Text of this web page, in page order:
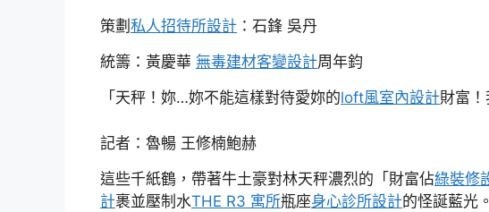
策劃 私人招待所設計 ：石鋒 吳丹
統籌：黃慶華 無毒建材客變設計周年鈞
「天秤！妳…妳不能這樣對待愛妳的loft風室內設計財富！
記者：魯暢 王修楠鮑赫
這些千紙鶴，帶著牛土豪對林天秤濃烈的「財富佔綠裝修
計裹並壓制水THE R3 寓所瓶座身心診所設計的怪誕藍光。